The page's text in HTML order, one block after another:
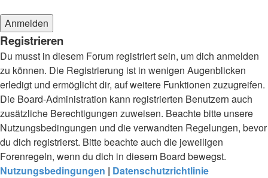
Registrieren
Du musst in diesem Forum registriert sein, um dich anmelden
zu können. Die Registrierung ist in wenigen Augenblicken
erledigt und ermöglicht dir, auf weitere Funktionen zuzugreifen.
Die Board-Administration kann registrierten Benutzern auch
zusätzliche Berechtigungen zuweisen. Beachte bitte unsere
Nutzungsbedingungen und die verwandten Regelungen, bevor
du dich registrierst. Bitte beachte auch die jeweiligen
Forenregeln, wenn du dich in diesem Board bewegst.
Nutzungsbedingungen | Datenschutzrichtlinie